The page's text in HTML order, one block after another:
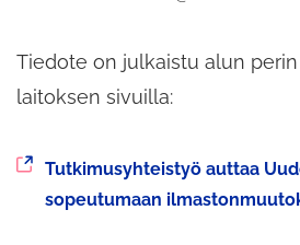
Tiedote on julkaistu alun
laitoksen sivuilla:
Siirryt
toiseen
Tutkimusyhteistyö auttaa
sopeutumaan